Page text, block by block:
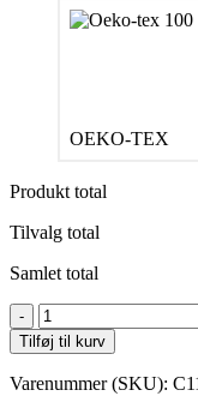
OEKO-TEX
Produkt total
Tilvalg total
Samlet total
Neutral
O11130
Babies
Long
Tilføj til kurv
Varenummer (SKU):